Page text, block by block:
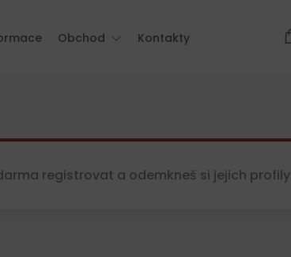
Obchod Kontakty
registrovat a odemkneš si jejich profily